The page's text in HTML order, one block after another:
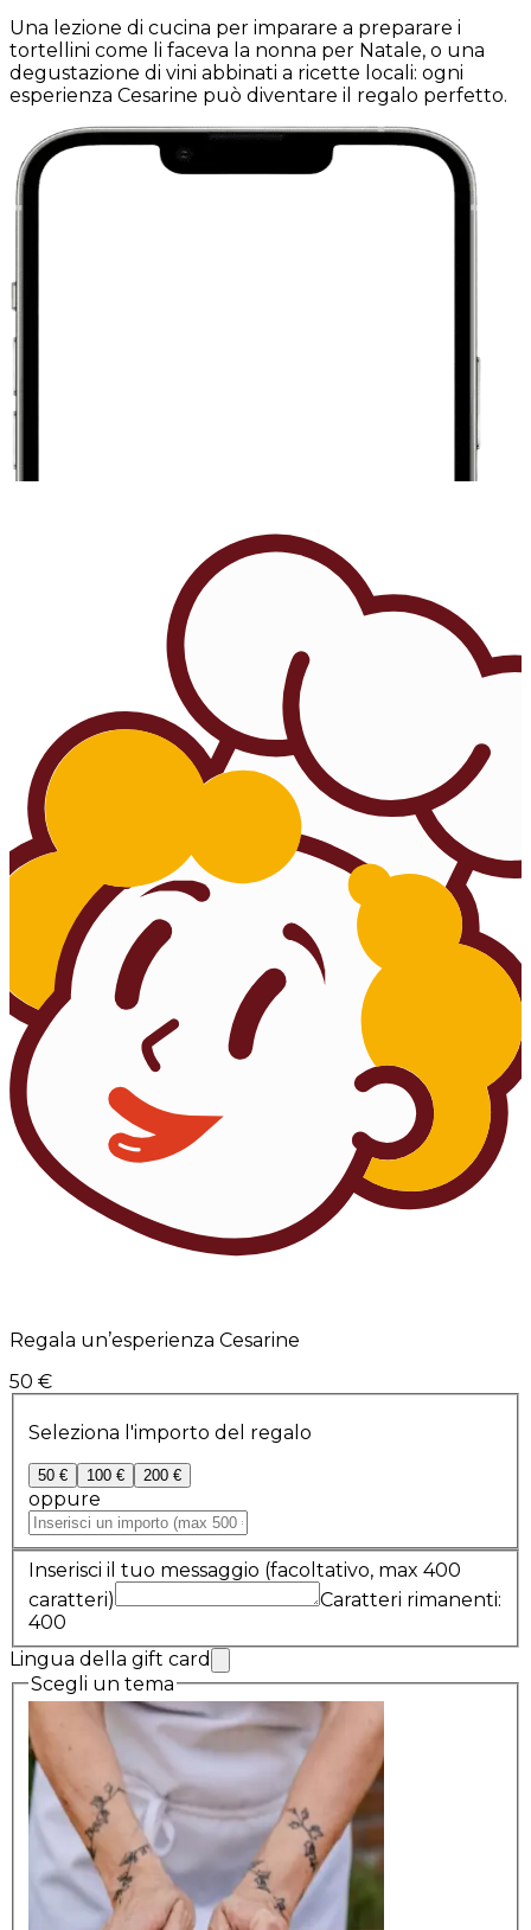
Una lezione di cucina per imparare a preparare i
tortellini come li faceva la nonna per Natale, o una
degustazione di vini abbinati a ricette locali: ogni
esperienza Cesarine può diventare il regalo perfetto.
Regala un’esperienza Cesarine
50 €
Seleziona l'importo del regalo
50 € 100 € 200 €
oppure
Inserisci il tuo messaggio (facoltativo, max 400
caratteri)
Caratteri rimanenti:
400
Lingua della gift card
Scegli un tema